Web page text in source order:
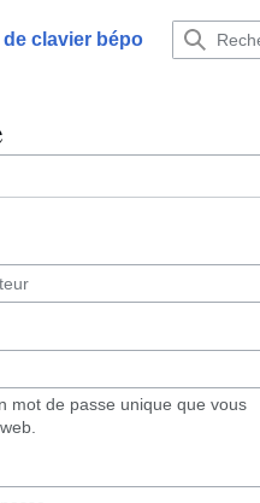
clavier bépo
mot de passe unique que vous